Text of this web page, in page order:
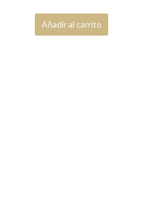
Añadir al carrito